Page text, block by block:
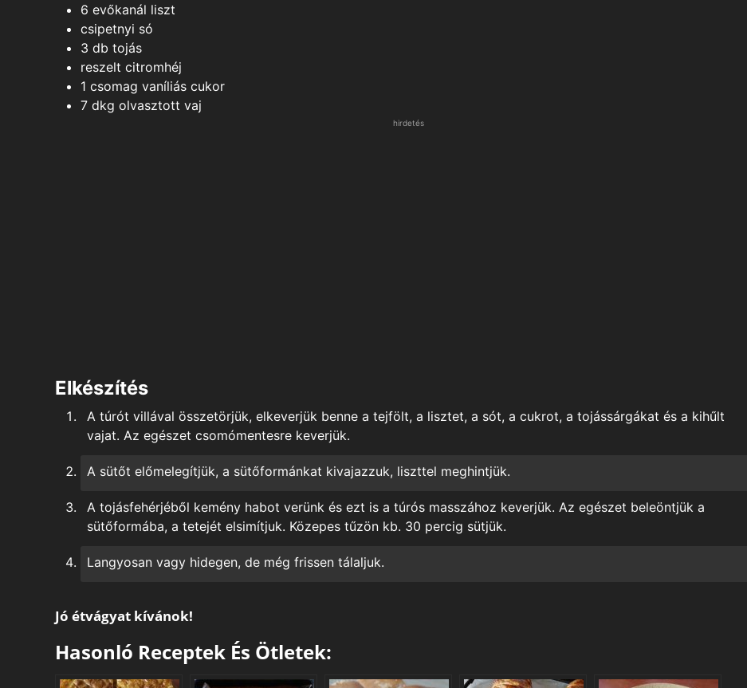
6 evőkanál liszt
csipetnyi só
3 db tojás
reszelt citromhéj
1 csomag vaníliás cukor
7 dkg olvasztott vaj
hirdetés
Elkészítés
A túrót villával összetörjük, elkeverjük benne a tejfölt, a lisztet, a sót, a cukrot, a tojássárgákat és a kihűlt
vajat. Az egészet csomómentesre keverjük.
A sütőt előmelegítjük, a sütőformánkat kivajazzuk, liszttel meghintjük.
A tojásfehérjéből kemény habot verünk és ezt is a túrós masszához keverjük. Az egészet beleöntjük a
sütőformába, a tetejét elsimítjuk. Közepes tűzön kb. 30 percig sütjük.
Langyosan vagy hidegen, de még frissen tálaljuk.
Jó étvágyat kívánok!
Hasonló Receptek És Ötletek: